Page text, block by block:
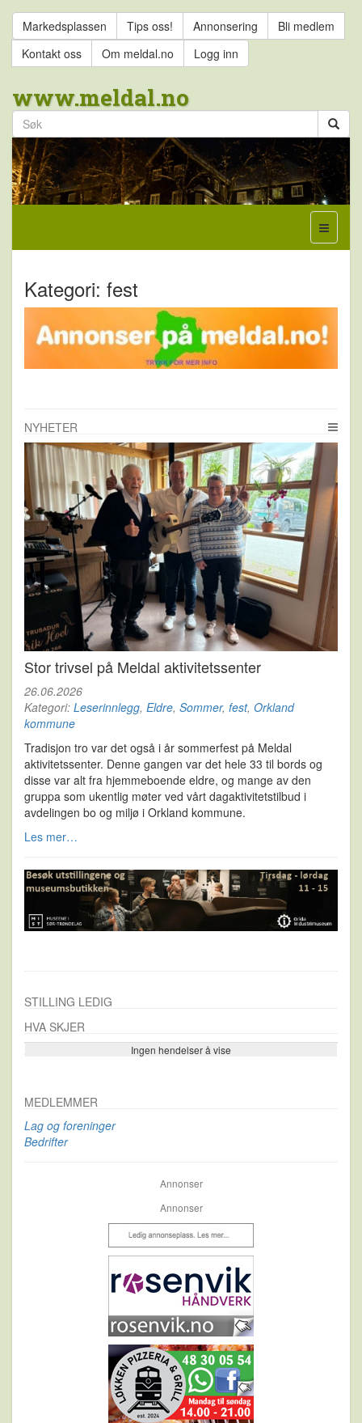
Markedsplassen Tips oss! Annonsering
Bli medlem
Kontakt oss
Om meldal.no Logg inn
www.meldal.no
Kategori: fest
NYHETER
Stor trivsel på Meldal aktivitetssenter
26.06.2026
Kategori: Leserinnlegg, Eldre, Sommer, fest, Orkland
kommune
Tradisjon tro var det også i år sommerfest på Meldal
aktivitetssenter. Denne gangen var det hele 33 til bords og
disse var alt fra hjemmeboende eldre, og mange av den
gruppa som ukentlig møter ved vårt dagaktivitetstilbud i
avdelingen bo og miljø i Orkland kommune.
Les mer…
STILLING LEDIG
HVA SKJER
Ingen hendelser å vise
Se flere…
MEDLEMMER
Lag og foreninger
Bedrifter
Annonser
Annonser